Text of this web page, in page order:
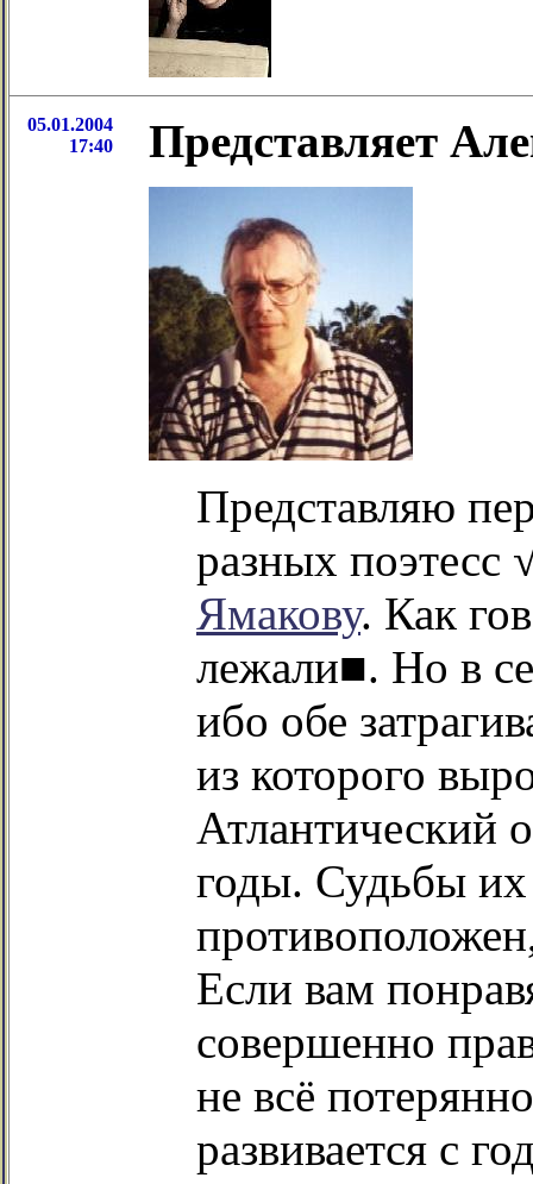
05.01.2004
17:40
Представляет
Представляю
разных поэтесс
Ямакову. Как
лежали■. Но в
ибо обе
из которого
Атлантический
годы. Судьбы
Если вам
совершенно
не всё
развивается с